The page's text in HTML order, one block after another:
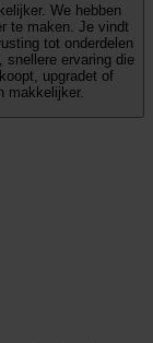
hebben
te maken. Je vindt
tot onderdelen
snellere ervaring die
upgradet of
makkelijker.